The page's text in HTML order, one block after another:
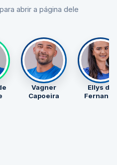
abrir a página dele
Vagner
Capoeira
Ellys de
Fernando